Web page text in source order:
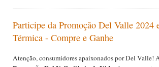
Participe da Promoção Del Valle 2024
Térmica - Compre e Ganhe
Atenção, consumidores apaixonados por Del Valle!